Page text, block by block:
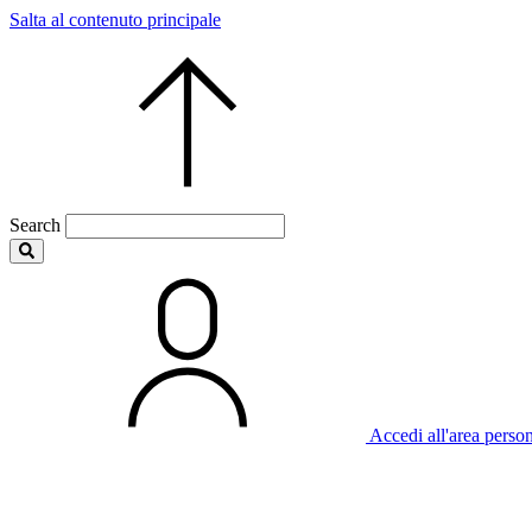
Salta al contenuto principale
Search
Accedi all'area